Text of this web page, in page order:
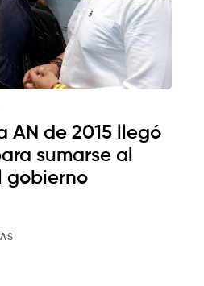
AN de 2015 llegó
sumarse al
gobierno